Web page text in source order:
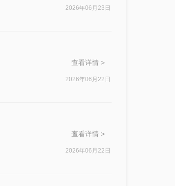
2026年06月23日
查看详情 >
2026年06月22日
查看详情 >
2026年06月22日